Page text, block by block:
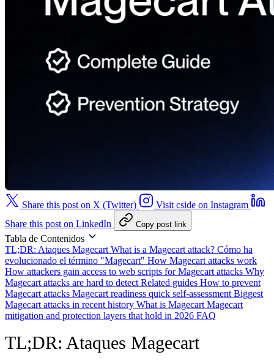
Share this post on X (Twitter)
Visit cside on Instagram
Share this post on LinkedIn
Copy post link
Tabla de Contenidos
TL;DR: Ataques Magecart What is a Magecart attack? Cómo ha
evolucionado el término "Magecart" How Magecart attacks work
How attackers gain access to web scripts for Magecart attacks Why
Magecart attacks are hard to detect Related guides How to prevent
Magecart attacks Magecart readiness quick self-assessment Biggest
Magecart attacks in recent history What is Magecart Magecart
mitigation and protection layers that hold in 2026 FAQ
TL;DR: Ataques Magecart